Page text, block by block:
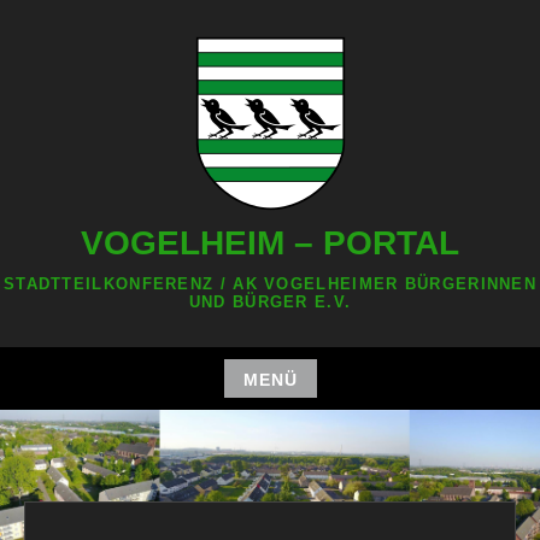
VOGELHEIM – PORTAL
STADTTEILKONFERENZ / AK VOGELHEIMER BÜRGERINNEN
UND BÜRGER E.V.
MENÜ
Zum
Inhalt
springen